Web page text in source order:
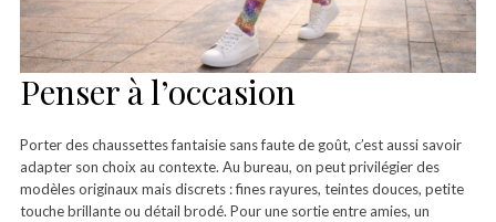
Penser à l’occasion
Porter des chaussettes fantaisie sans faute de goût, c’est aussi savoir
adapter son choix au contexte. Au bureau, on peut privilégier des
modèles originaux mais discrets : fines rayures, teintes douces, petite
touche brillante ou détail brodé. Pour une sortie entre amies, un